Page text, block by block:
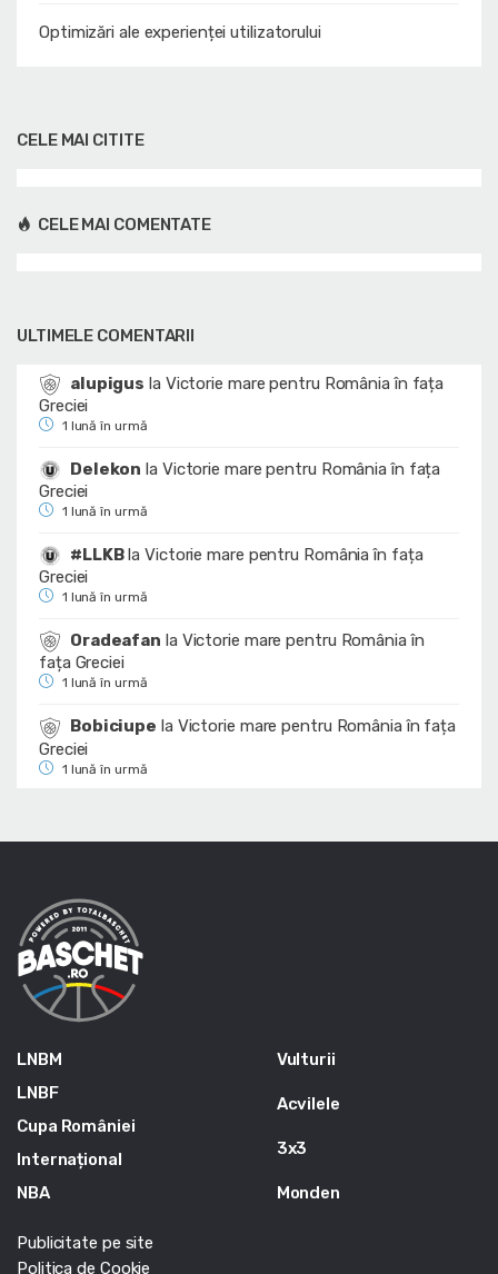
Optimizări ale experienței utilizatorului
CELE MAI CITITE
CELE MAI COMENTATE
ULTIMELE COMENTARII
alupigus la Victorie mare pentru România în fața
Greciei
1 lună în urmă
Delekon la Victorie mare pentru România în fața
Greciei
1 lună în urmă
#LLKBlaVictorie mare pentru România în fața
Greciei
1 lună în urmă
Oradeafan la Victorie mare pentru România în
fața Greciei
1 lună în urmă
Bobiciupe la Victorie mare pentru România în fața
Greciei
1 lună în urmă
LNBM
LNBF
Cupa României
Internațional
NBA
Vulturii
Acvilele
3x3
Monden
Publicitate pe site
Politica de Cookie